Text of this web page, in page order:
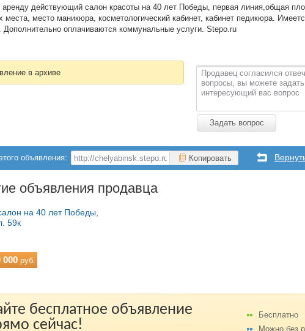
действующий салон красоты на 40 лет Победы, первая линия,общая
места, место маникюра, косметологический кабинет, кабинет педикюра.
Дополнительно оплачиваются коммунальные услуги. Stepo.ru
Продавец согласился
вопросы, вы можете
интересующий вас вопрос
Задать вопрос
в архиве
объявления: Копировать
объявления продавца
на 40 лет Победы,
59к
000 руб.
Бесплатно
Можно без
бесплатное объявление
сейчас!